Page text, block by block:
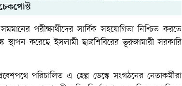
পরীক্ষার্থীদের সার্বিক সহযোগিতা নিশ্চিত করতে
স্থাপন করেছে ইসলামী ছাত্রশিবিরের ভূরুঙ্গামারী সরকারি
পরিচালিত এ হেল্প ডেস্কে সংগঠনের নেতাকর্মীরা